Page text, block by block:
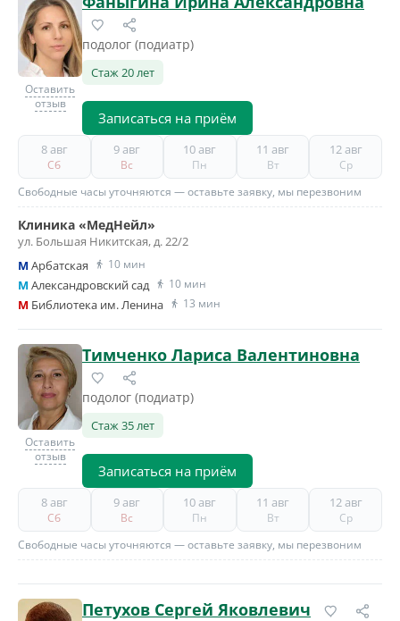
Оставить
отзыв
подолог (подиатр)
Стаж 20 лет
Записаться на приём
8 авг
Сб
9 авг
Вс
10 авг
Пн
11 авг
Вт
12 авг
Ср
Свободные часы уточняются — оставьте заявку, мы перезвоним
Клиника «МедНейл»
ул. Большая Никитская, д. 22/2
MАрбатская 10 мин
MАлександровский сад 10 мин
M Библиотека им. Ленина 13 мин
Оставить
отзыв
Тимченко Лариса Валентиновна
подолог (подиатр)
Стаж 35 лет
Записаться на приём
8 авг
Сб
9 авг
Вс
10 авг
Пн
11 авг
Вт
12 авг
Ср
Свободные часы уточняются — оставьте заявку, мы перезвоним
Петухов Сергей Яковлевич